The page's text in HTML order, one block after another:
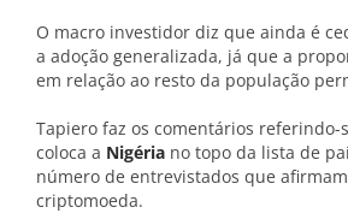
O macro investidor diz que ainda é
a adoção generalizada, já que a
em relação ao resto da população
Tapiero faz os comentários referindo-
coloca a Nigéria no topo da lista de
número de entrevistados que
criptomoeda.